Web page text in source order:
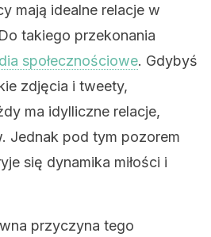
mają idealne relacje w
takiego przekonania
społecznościowe. Gdybyś
zdjęcia i tweety,
ma idylliczne relacje,
Jednak pod tym pozorem
się dynamika miłości i
przyczyna tego